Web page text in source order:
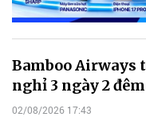
Bamboo Airways
nghỉ 3 ngày 2
02/08/2026 17:43